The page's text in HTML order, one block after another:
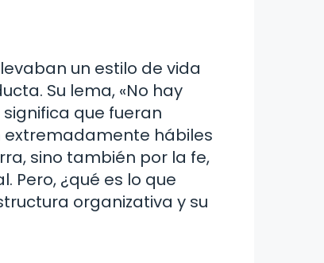
un estilo de vida
Su lema, «No hay
que fueran
extremadamente hábiles
sino también por la fe,
Pero, ¿qué es lo que
organizativa y su